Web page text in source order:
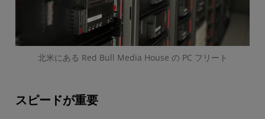
北米にある Red Bull Media House の PC フリート
スピードが重要